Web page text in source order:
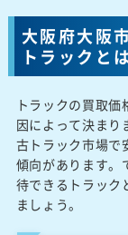
大阪府大阪
トラックと
トラックの買取
因によって決まり
古トラック市場で
傾向があります。
待できるトラック
ましょう。